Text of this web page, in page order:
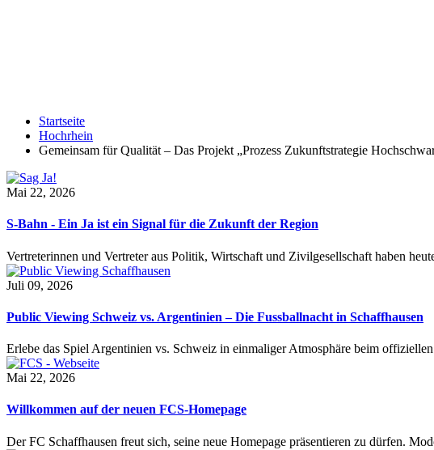
Startseite
Hochrhein
Gemeinsam für Qualität – Das Projekt „Prozess Zukunftstrategie
Mai 22, 2026
S-Bahn - Ein Ja ist ein Signal für die Zukunft der Region
Vertreterinnen und Vertreter aus Politik, Wirtschaft und Zivilgesellschaft haben
Juli 09, 2026
Public Viewing Schweiz vs. Argentinien – Die Fussballnacht in Schaffhausen
Erlebe das Spiel Argentinien vs. Schweiz in einmaliger Atmosphäre beim
Mai 22, 2026
Willkommen auf der neuen FCS-Homepage
Der FC Schaffhausen freut sich, seine neue Homepage präsentieren zu dürfen.